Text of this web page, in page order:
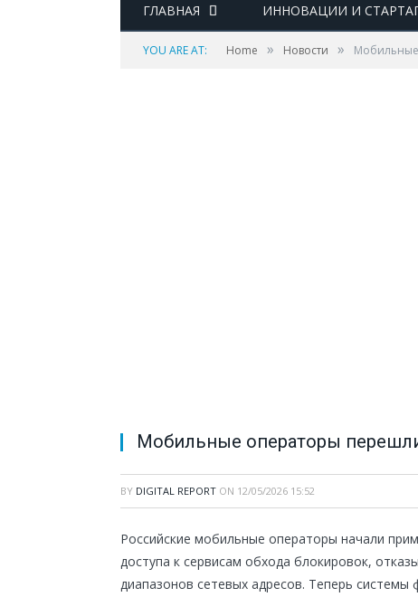
ГЛАВНАЯ ИННОВАЦИИ И
YOU ARE AT: Home » Новости » Мобильные
Мобильные операторы
BY DIGITAL REPORT ON 12/05/2026 15:52
Российские мобильные операторы начали
доступа к сервисам обхода блокировок,
диапазонов сетевых адресов. Теперь